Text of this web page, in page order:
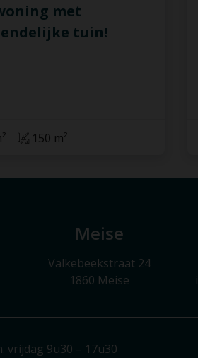
met
tuin!
150 m²
Meise
Valkebeekstraat 24
1860 Meise
vrijdag 9u30 – 17u30